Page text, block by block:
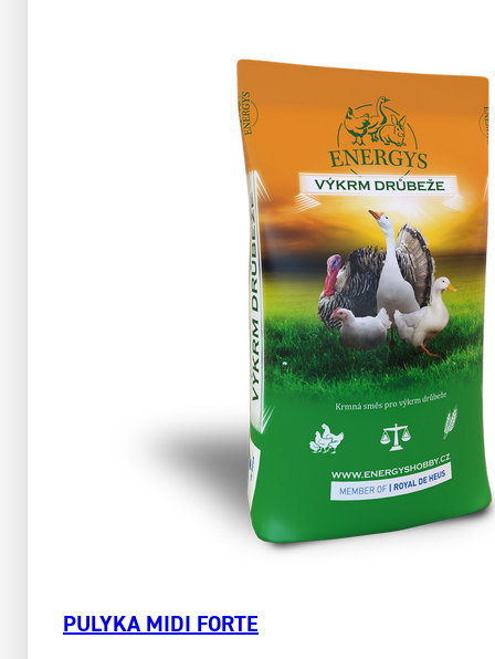
PULYKA MIDI FORTE